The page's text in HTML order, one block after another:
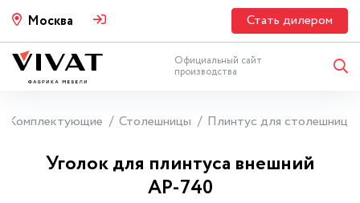
Москва Стать дилером
Официальный сайт
производства
Комплектующие Столешницы Плинтус для столешниц
Уголок для плинтуса внешний
АР-740